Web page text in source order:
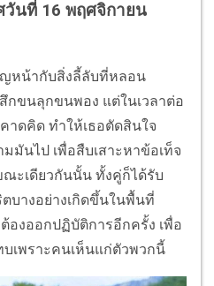
วันที่ 16 พฤศจิกายน
ญหน้ากับสิ่งลี้ลับที่หลอน
กขนลุกขนพอง แต่ในเวลาต่อ
าดคิด ทำให้เธอตัดสินใจ
มันไป เพื่อสืบเสาะหาข้อเท็จ
ะเดียวกันนั้น ทั้งคู่ก็ได้รับ
บางอย่างเกิดขึ้นในพื้นที่
องออกปฏิบัติการอีกครั้ง เพื่อ
เพราะคนเห็นแก่ตัวพวกนี้